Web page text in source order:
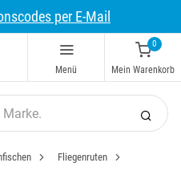
per E-Mail
Menü
0
Mein Warenkorb
Fliegenruten